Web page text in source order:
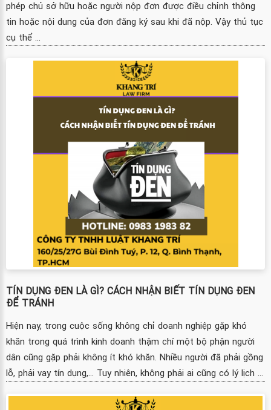
phép chủ sở hữu hoặc người nộp đơn được điều chỉnh thông
tin hoặc nội dung của đơn đăng ký sau khi đã nộp. Vậy thủ tục
cụ thể ...
TÍN DỤNG ĐEN LÀ GÌ? CÁCH NHẬN BIẾT TÍN DỤNG ĐEN
ĐỂ TRÁNH
Hiện nay, trong cuộc sống không chỉ doanh nghiệp gặp khó
khăn trong quá trình kinh doanh thậm chí một bộ phận người
dân cũng gặp phải không ít khó khăn. Nhiều người đã phải gồng
lỗ, phải vay tín dụng,... Tuy nhiên, không phải ai cũng có lý lịch ...